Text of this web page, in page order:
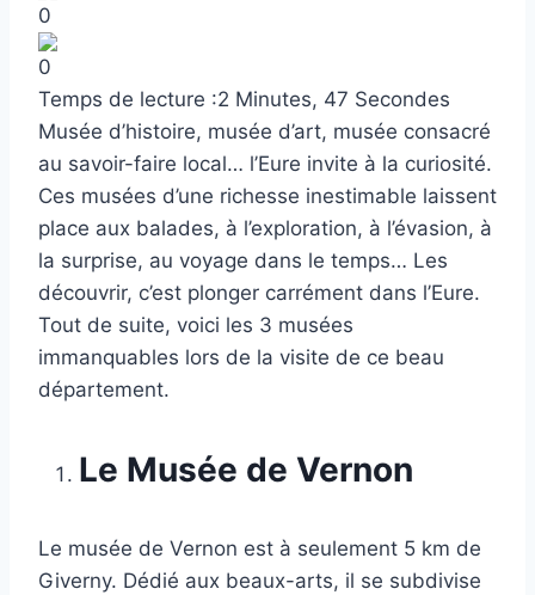
0
0
Temps de lecture :2 Minutes, 47 Secondes
Musée d’histoire, musée d’art, musée consacré
au savoir-faire local… l’Eure invite à la curiosité.
Ces musées d’une richesse inestimable laissent
place aux balades, à l’exploration, à l’évasion, à
la surprise, au voyage dans le temps… Les
découvrir, c’est plonger carrément dans l’Eure.
Tout de suite, voici les 3 musées
immanquables lors de la visite de ce beau
département.
Le Musée de Vernon
Le musée de Vernon est à seulement 5 km de
Giverny. Dédié aux beaux-arts, il se subdivise